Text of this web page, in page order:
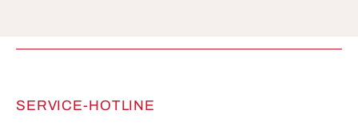
SERVICE-HOTLINE